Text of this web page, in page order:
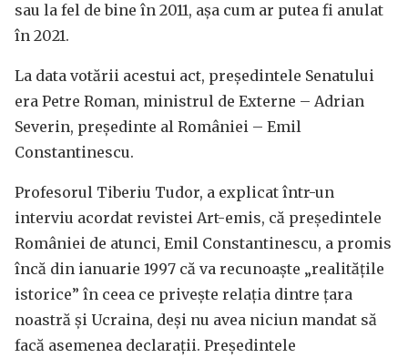
sau la fel de bine în 2011, așa cum ar putea fi anulat
în 2021.
La data votării acestui act, președintele Senatului
era Petre Roman, ministrul de Externe – Adrian
Severin, președinte al României – Emil
Constantinescu.
Profesorul Tiberiu Tudor, a explicat într-un
interviu acordat revistei Art-emis, că președintele
României de atunci, Emil Constantinescu, a promis
încă din ianuarie 1997 că va recunoaște „realitățile
istorice” în ceea ce privește relația dintre țara
noastră și Ucraina, deși nu avea niciun mandat să
facă asemenea declarații. Președintele